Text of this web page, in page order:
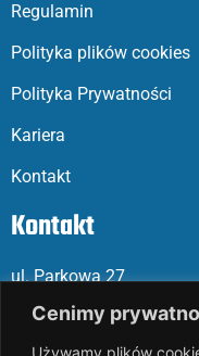
Cenimy
Używamy plików
Regulamin
Polityka plików cookies
Polityka Prywatności
Kariera
Kontakt
Kontakt
ul. Parkowa 27
05-120 Legionowo